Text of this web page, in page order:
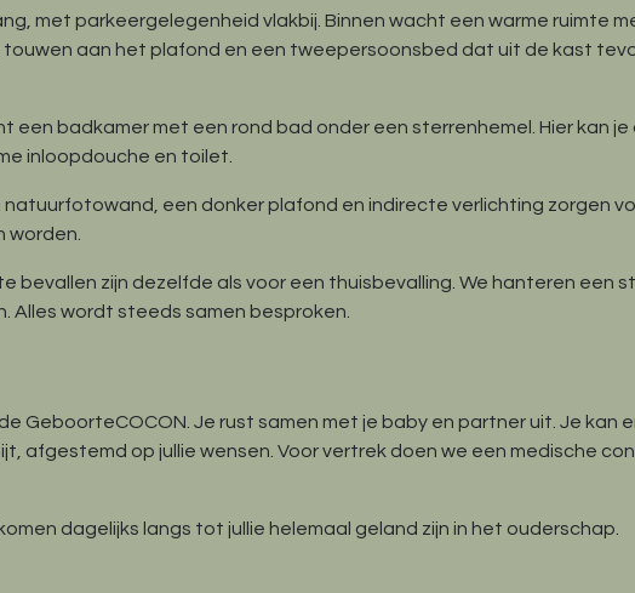
met parkeergelegenheid vlakbij. Binnen wacht een warme ruimte
aan het plafond en een tweepersoonsbed dat uit de kast
een badkamer met een rond bad onder een sterrenhemel. Hier kan
inloopdouche en toilet.
een donker plafond en indirecte verlichting zorgen
worden.
bevallen zijn dezelfde als voor een thuisbevalling. We hanteren een
Alles wordt steeds samen besproken.
GeboorteCOCON. Je rust samen met je baby en partner uit. Je kan
afgestemd op jullie wensen. Voor vertrek doen we een medische
dagelijks langs tot jullie helemaal geland zijn in het ouderschap.